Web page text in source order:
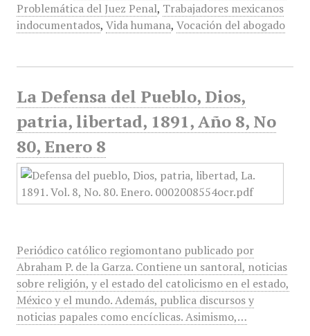
Problemática del Juez Penal, Trabajadores mexicanos
indocumentados, Vida humana, Vocación del abogado
La Defensa del Pueblo, Dios,
patria, libertad, 1891, Año 8, No
80, Enero 8
Periódico católico regiomontano publicado por
Abraham P. de la Garza. Contiene un santoral, noticias
sobre religión, y el estado del catolicismo en el estado,
México y el mundo. Además, publica discursos y
noticias papales como encíclicas. Asimismo,…